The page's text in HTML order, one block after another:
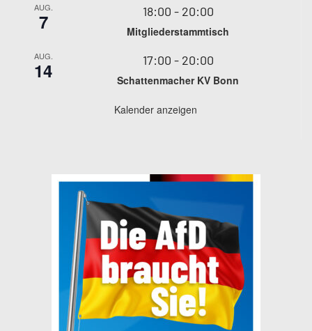
AUG.
7 18:00 - 20:00
Mitgliederstammtisch
AUG.
14 17:00 - 20:00
Schattenmacher KV Bonn
Kalender anzeigen